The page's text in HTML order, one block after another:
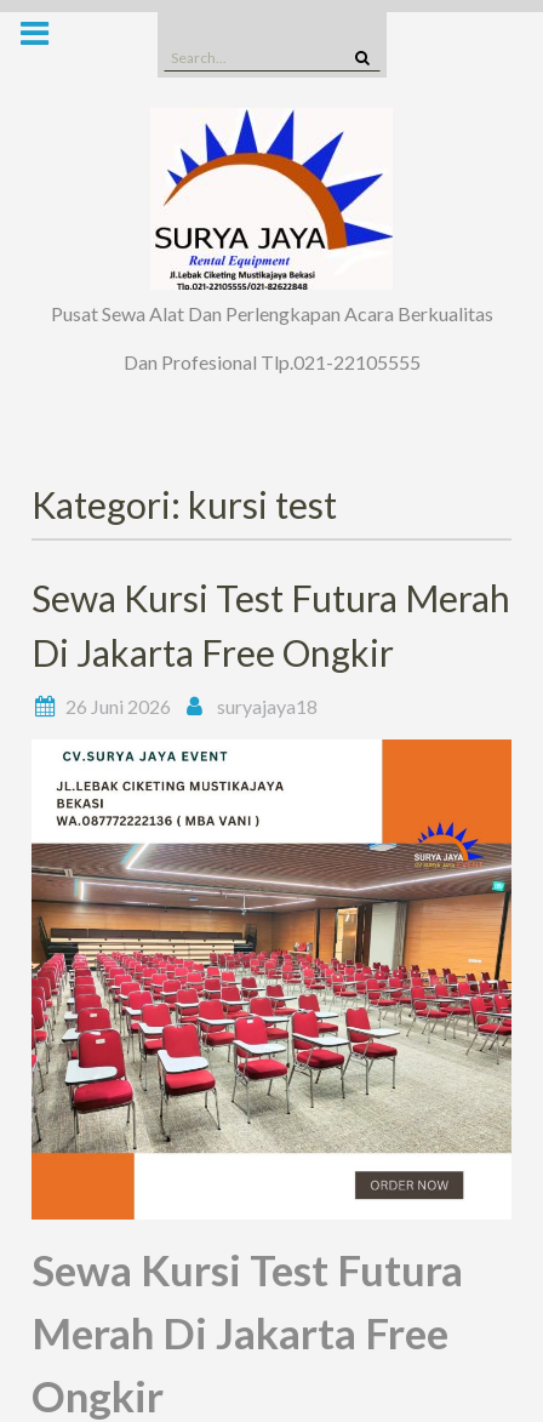
Skip
Search
for:
Pusat Sewa Alat Dan Perlengkapan Acara Berkualitas
Dan Profesional Tlp.021-22105555
Kategori: kursi test
Sewa Kursi Test Futura Merah
Di Jakarta Free Ongkir
26 Juni 2026 suryajaya18
Sewa Kursi Test Futura
Merah Di Jakarta Free
Ongkir